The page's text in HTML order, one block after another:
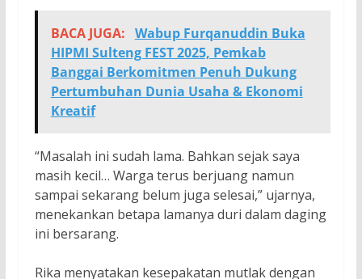
BACA JUGA: Wabup Furqanuddin Buka
HIPMI Sulteng FEST 2025, Pemkab
Banggai Berkomitmen Penuh Dukung
Pertumbuhan Dunia Usaha & Ekonomi
Kreatif
“Masalah ini sudah lama. Bahkan sejak saya
masih kecil… Warga terus berjuang namun
sampai sekarang belum juga selesai,” ujarnya,
menekankan betapa lamanya duri dalam daging
ini bersarang.
Rika menyatakan kesepakatan mutlak dengan